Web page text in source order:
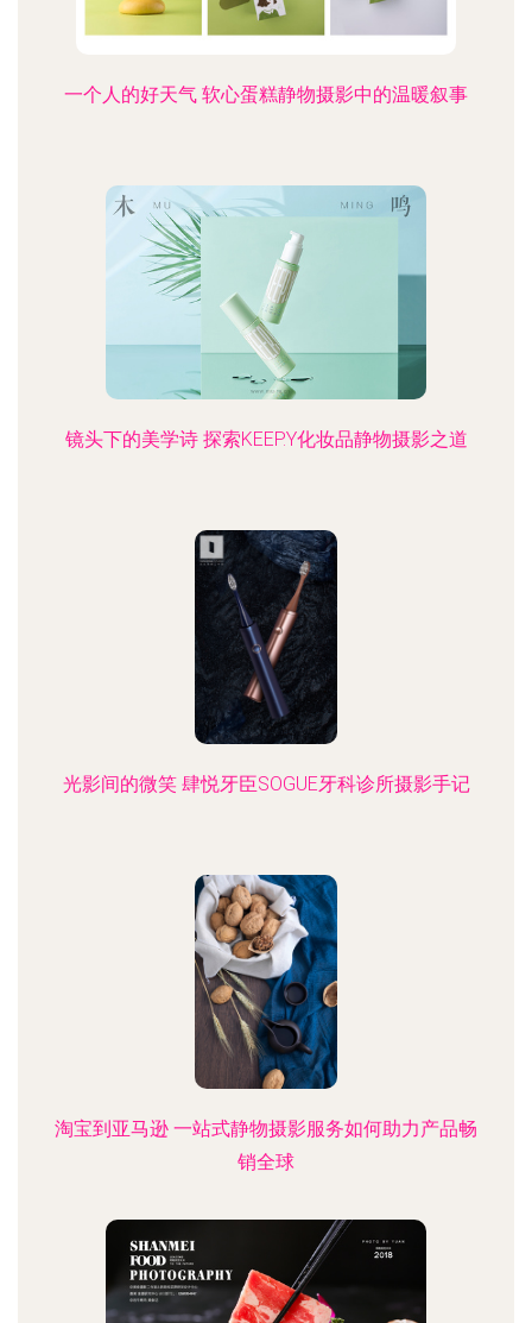
一个人的好天气 软心蛋糕静物摄影中的温暖叙事
镜头下的美学诗 探索KEEP.Y化妆品静物摄影之道
光影间的微笑 肆悦牙臣SOGUE牙科诊所摄影手记
淘宝到亚马逊 一站式静物摄影服务如何助力产品畅
销全球